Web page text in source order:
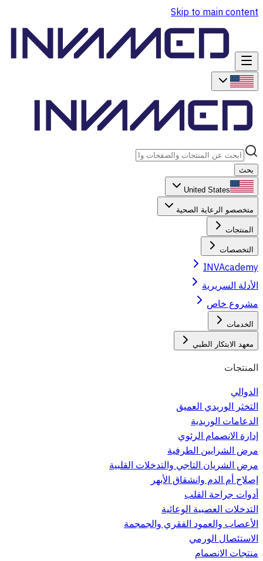
Skip to main content
بحث
United States
متخصصو الرعاية الصحية
المنتجات
التخصصات
INVAcademy
الأدلة السريرية
مشروع خاص
الخدمات
معهد الابتكار الطبي
المنتجات
الدوالي
التخثر الوريدي العميق
الدعامات الوريدية
إدارة الانصمام الرئوي
مرض الشرايين الطرفية
مرض الشريان التاجي والتدخلات القلبية
إصلاح أم الدم وانشقاق الأبهر
أدوات جراحة القلب
التدخلات العصبية الوعائية
الأعصاب والعمود الفقري والجمجمة
الاستئصال الورمي
منتجات الانصمام